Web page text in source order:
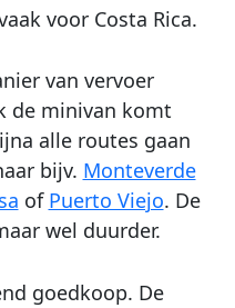
voor Costa Rica.
van vervoer
de minivan komt
alle routes gaan
bijv. Monteverde
of Puerto Viejo. De
wel duurder.
goedkoop. De